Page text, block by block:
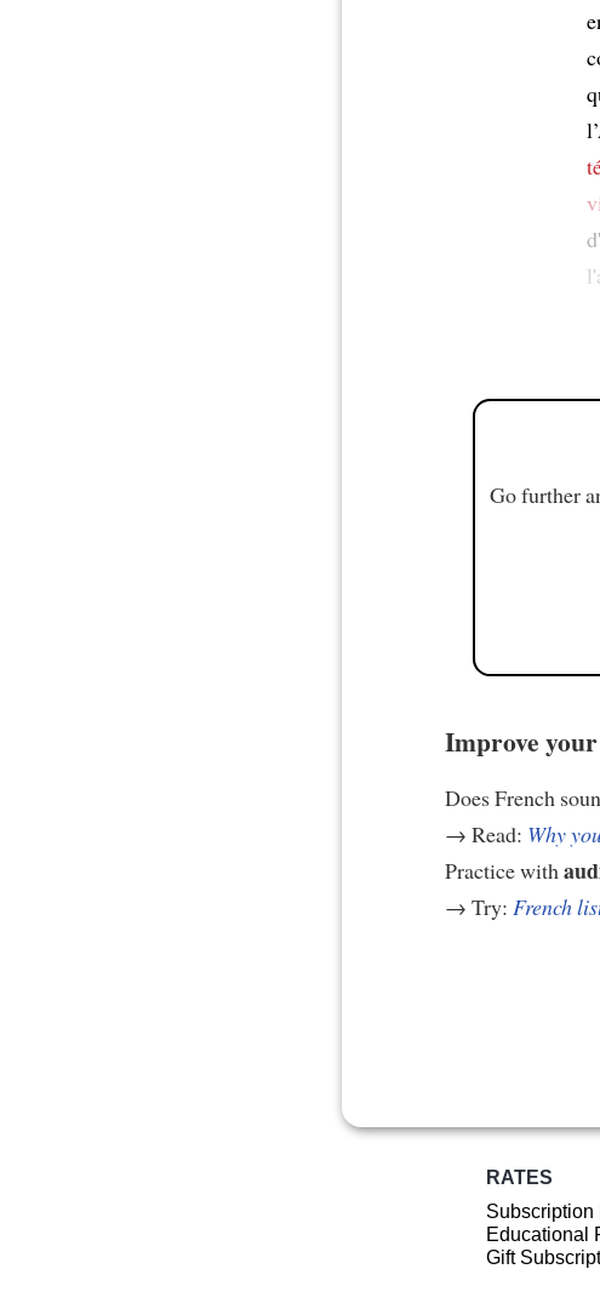
Go further
Improve
Does French
→ Read: Why
Practice with
→ Try: French
RATES
Subscription
Educational
Gift